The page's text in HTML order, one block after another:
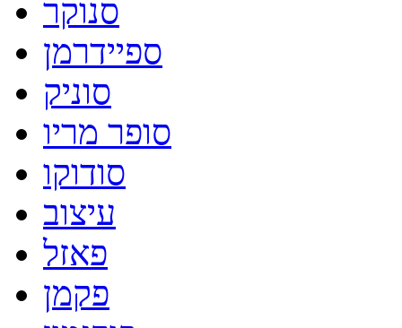
סנוקר
ספיידרמן
סוניק
סופר מריו
סודוקו
עיצוב
פאזל
פקמן